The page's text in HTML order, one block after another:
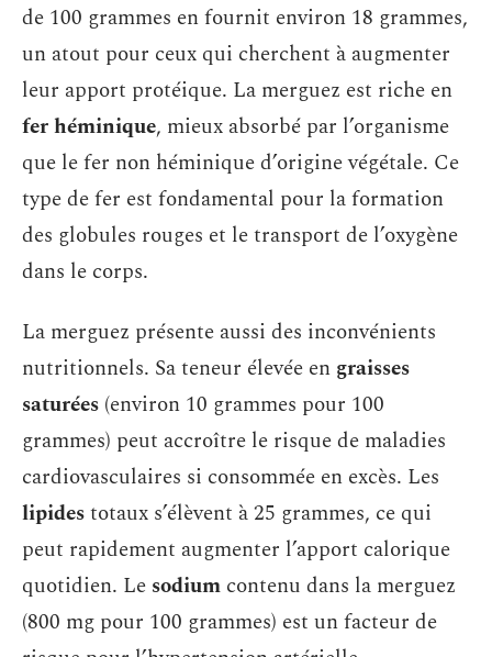
de 100 grammes en fournit environ 18 grammes,
un atout pour ceux qui cherchent à augmenter
leur apport protéique. La merguez est riche en
fer héminique, mieux absorbé par l’organisme
que le fer non héminique d’origine végétale. Ce
type de fer est fondamental pour la formation
des globules rouges et le transport de l’oxygène
dans le corps.
La merguez présente aussi des inconvénients
nutritionnels. Sa teneur élevée en graisses
saturées (environ 10 grammes pour 100
grammes) peut accroître le risque de maladies
cardiovasculaires si consommée en excès. Les
lipidestotaux s’élèvent à 25 grammes, ce qui
peut rapidement augmenter l’apport calorique
quotidien. Le sodium contenu dans la merguez
(800 mg pour 100 grammes) est un facteur de